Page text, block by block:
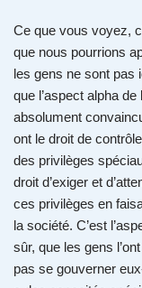
Ce que vous voyez,
que nous pourrions
les gens ne sont pas
que l’aspect alpha de
absolument
ont le droit de
des privilèges
droit d’exiger et
ces privilèges en
la société. C’est
sûr, que les gens
pas se gouverner